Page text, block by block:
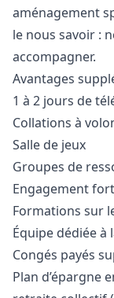
aménagement
le nous savoir :
accompagner.
Avantages
1 à 2 jours de
Collations à
Salle de jeux
Groupes de
Engagement
Formations sur
Équipe dédiée à
Congés payés
Plan d’épargne